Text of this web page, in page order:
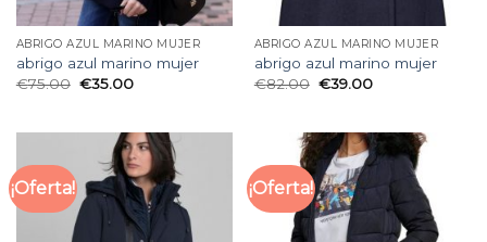
ABRIGO AZUL MARINO MUJER
abrigo azul marino mujer
€75.00 €35.00
ABRIGO AZUL MARINO MUJER
abrigo azul marino mujer
€82.00 €39.00
¡Oferta! ¡Oferta!